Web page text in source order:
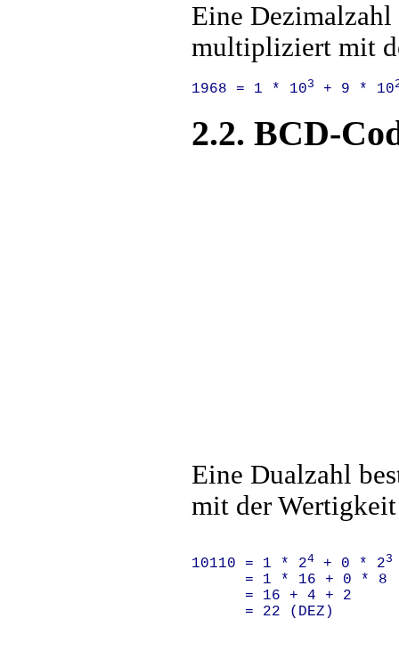
Eine Dezimalzahl
multipliziert mit
1968 = 1 * 103 + 9 * 10
2.2. BCD-
Eine Dualzahl
mit der
10110 = 1 * 24 + 0 * 23
= 1 * 16 + 0 * 8
      = 16 + 4 + 2
      = 22 (DEZ)